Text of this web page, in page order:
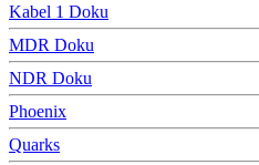
Kabel 1 Doku
MDR Doku
NDR Doku
Phoenix
Quarks